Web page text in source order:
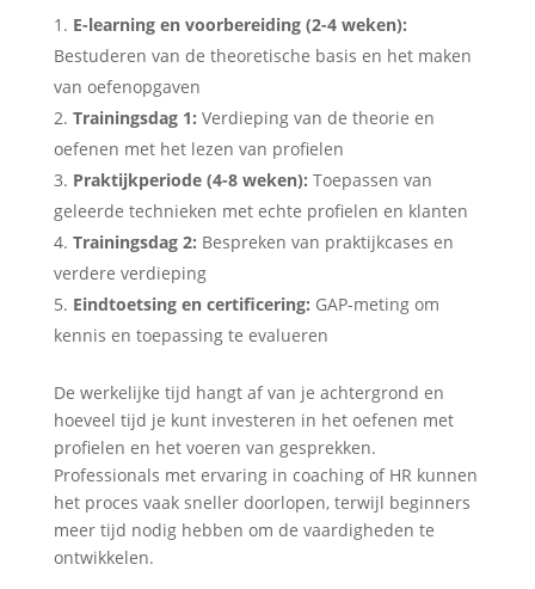
E-learning en voorbereiding (2-4 weken):
Bestuderen van de theoretische basis en het maken
van oefenopgaven
Trainingsdag 1: Verdieping van de theorie en
oefenen met het lezen van profielen
Praktijkperiode (4-8 weken): Toepassen van
geleerde technieken met echte profielen en klanten
Trainingsdag 2: Bespreken van praktijkcases en
verdere verdieping
Eindtoetsing en certificering: GAP-meting om
kennis en toepassing te evalueren
De werkelijke tijd hangt af van je achtergrond en
hoeveel tijd je kunt investeren in het oefenen met
profielen en het voeren van gesprekken.
Professionals met ervaring in coaching of HR kunnen
het proces vaak sneller doorlopen, terwijl beginners
meer tijd nodig hebben om de vaardigheden te
ontwikkelen.